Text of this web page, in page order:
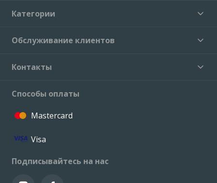
Категории
Обслуживание клиентов
Контакты
Способы оплаты
Mastercard
Visa
Подписывайтесь на нас